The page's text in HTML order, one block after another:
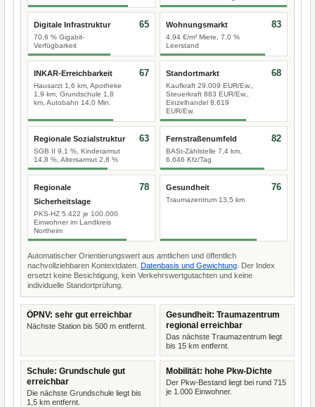
Digitale Infrastruktur
70,6 % Gigabit-
Verfügbarkeit
65 Wohnungsmarkt
4,94 €/m² Miete, 7,0 %
Leerstand
83
INKAR-Erreichbarkeit
Hausarzt 1,6 km, Apotheke
1,9 km, Grundschule 1,8
km, Autobahn 14,0 Min.
67 Standortmarkt
Kaufkraft 29.009 EUR/Ew.,
Steuerkraft 883 EUR/Ew.,
Einzelhandel 8.619
EUR/Ew.
68
Regionale Sozialstruktur
SGB II 9,1 %, Kinderarmut
14,8 %, Altersarmut 2,8 %
63 Fernstraßenumfeld
BASt-Zählstelle 7,4 km,
6.646 Kfz/Tag
82
Regionale
Sicherheitslage
PKS-HZ 5.422 je 100.000
Einwohner im Landkreis
Northeim
78 Gesundheit
Traumazentrum 13,5 km
76
Automatischer Orientierungswert aus amtlichen und öffentlich
nachvollziehbaren Kontextdaten. Datenbasis und Gewichtung . Der Index
ersetzt keine Besichtigung, kein Verkehrswertgutachten und keine
individuelle Standortprüfung.
ÖPNV: sehr gut erreichbar
Nächste Station bis 500 m entfernt.
Gesundheit: Traumazentrum
regional erreichbar
Das nächste Traumazentrum liegt
bis 15 km entfernt.
Schule: Grundschule gut
erreichbar
Die nächste Grundschule liegt bis
1,5 km entfernt.
Mobilität: hohe Pkw-Dichte
Der Pkw-Bestand liegt bei rund 715
je 1.000 Einwohner.